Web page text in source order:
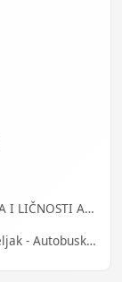
DETEKTIVSKA AGENCIJA I ZAŠTITA OBJEKATA I LIČNOSTI ALFA DM Travnik
Centrotrans-Eurolines dd Sarajevo - P.J. Kiseljak - Autobuska stanica